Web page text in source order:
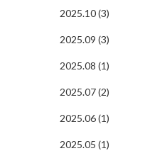
2025.10 (3)
2025.09 (3)
2025.08 (1)
2025.07 (2)
2025.06 (1)
2025.05 (1)